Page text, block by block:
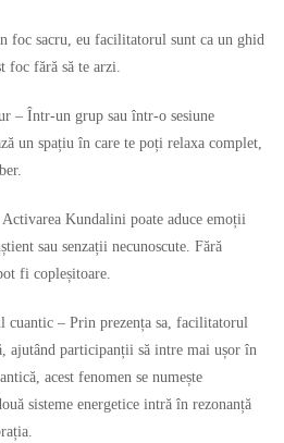
foc sacru, eu facilitatorul sunt ca un ghid
foc fără să te arzi.
– Într-un grup sau într-o sesiune
un spațiu în care te poți relaxa complet,
Kundalini poate aduce emoții
sau senzații necunoscute. Fără
fi copleșitoare.
cuantic – Prin prezența sa, facilitatorul
ajutând participanții să intre mai ușor în
acest fenomen se numește
sisteme energetice intră în rezonanță